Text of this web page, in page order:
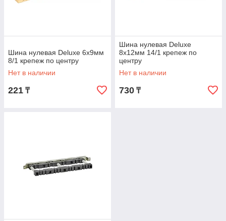
Шина нулевая Deluxe 6х9мм
8/1 крепеж по центру
Нет в наличии
221 ₸
Шина нулевая Deluxe
8х12мм 14/1 крепеж по
центру
Нет в наличии
730 ₸